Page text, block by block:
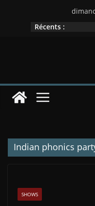
Récents :
Indian phonics
SHOWS